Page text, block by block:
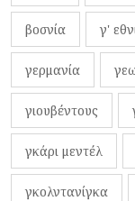
βοσνία γ'
γερμανία
γιουβέντους
γκάρι μεντέλ
γκολντανίγκα